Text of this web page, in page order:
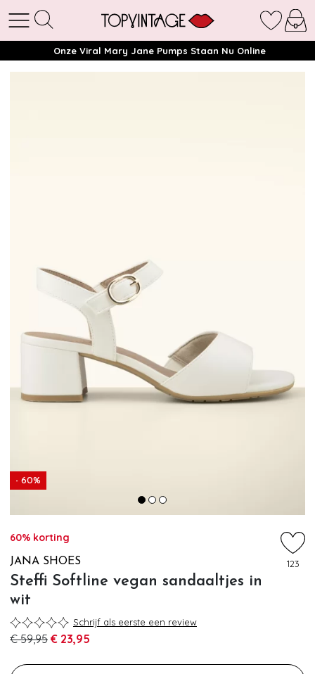
Onze Viral Mary Jane Pumps Staan Nu Online
- 60%
60% korting
JANA SHOES
Steffi Softline vegan sandaaltjes in
wit
123
Schrijf als eerste een review
€ 59,95 € 23,95